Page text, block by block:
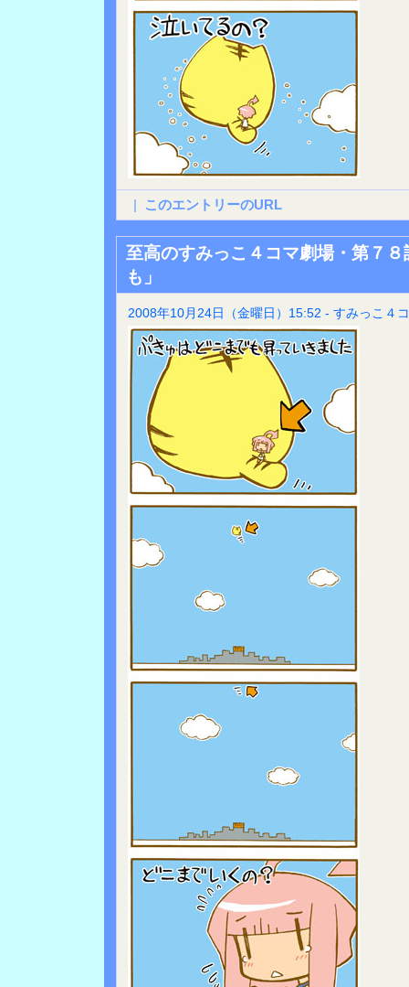
| このエントリーのURL
至高のすみっこ４コマ劇場・第７
も」
2008年10月24日（金曜日）15:52 - すみっこ４